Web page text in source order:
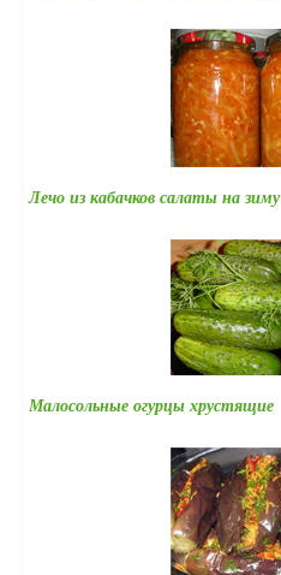
Лечо из кабачков салаты на зиму
Малосольные огурцы хрустящие